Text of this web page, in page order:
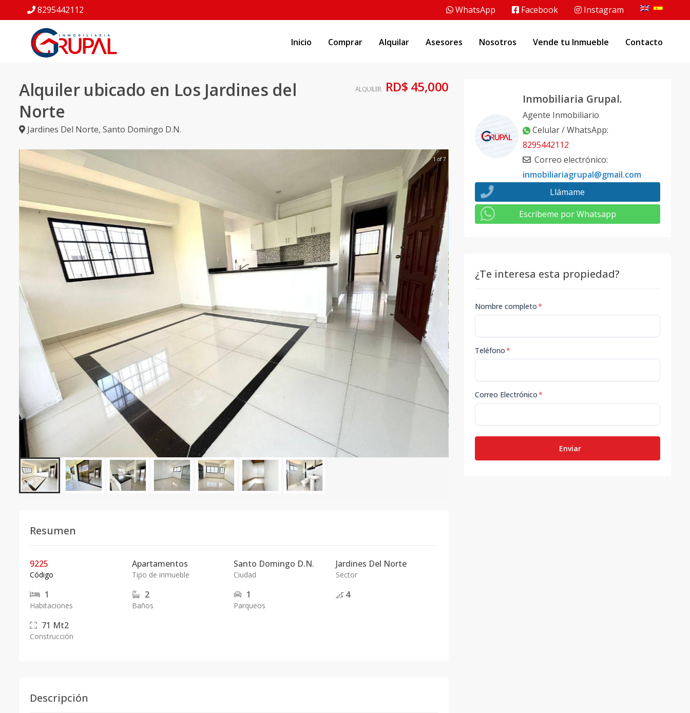
8295442112 WhatsApp Facebook Instagram
Inicio Comprar Alquilar Asesores Nosotros Vende tu Inmueble Contacto
Alquiler ubicado en Los Jardines del
Norte
Jardines Del Norte, Santo Domingo D.N.
ALQUILER RD$ 45,000
1 of 7
Resumen
9225
Código
Apartamentos
Tipo de inmueble
Santo Domingo D.N.
Ciudad
Jardines Del Norte
Sector
1
Habitaciones
2
Baños
1
Parqueos
4
71 Mt2
Construcción
Descripción
Inmobiliaria Grupal.
Agente Inmobiliario
Celular / WhatsApp:
8295442112
Correo electrónico:
inmobiliariagrupal@gmail.com
Llámame
Escribeme por Whatsapp
¿Te interesa esta propiedad?
Nombre completo*
Teléfono*
Correo Electrónico*
Enviar